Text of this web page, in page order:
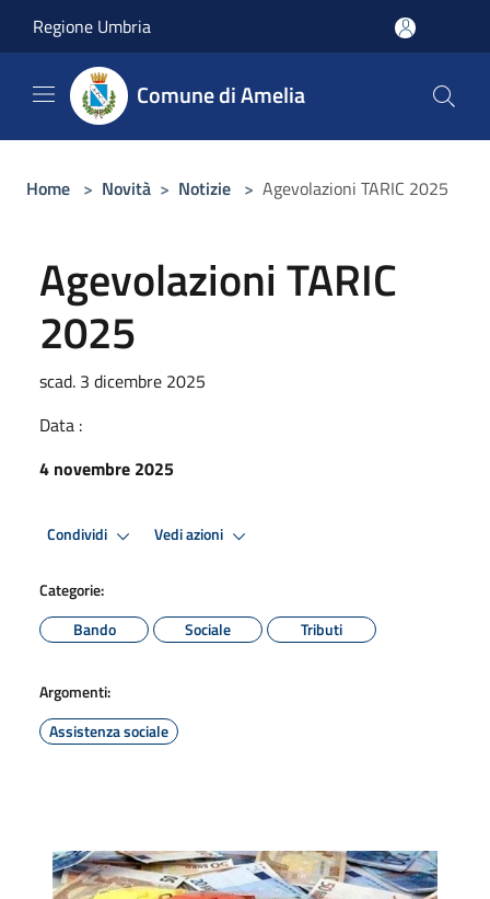
Regione Umbria
Comune di Amelia
Home > Novità > Notizie > Agevolazioni TARIC 2025
Agevolazioni TARIC
2025
scad. 3 dicembre 2025
Data :
4 novembre 2025
Condividi Vedi azioni
Categorie:
Bando
Sociale Tributi
Argomenti:
Assistenza sociale